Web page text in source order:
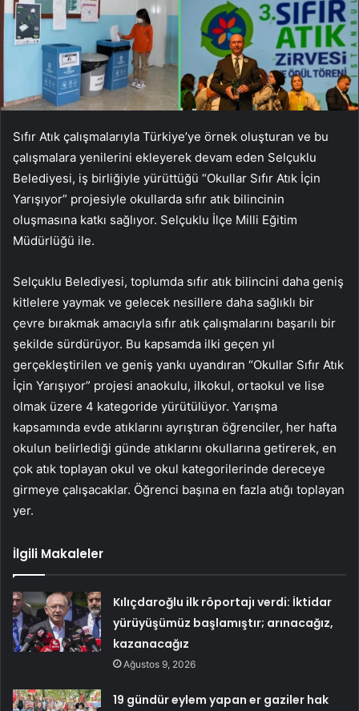
Sıfır Atık çalışmalarıyla Türkiye’ye örnek oluşturan ve bu
çalışmalara yenilerini ekleyerek devam eden Selçuklu
Belediyesi, iş birliğiyle yürüttüğü “Okullar Sıfır Atık İçin
Yarışıyor” projesiyle okullarda sıfır atık bilincinin
oluşmasına katkı sağlıyor. Selçuklu İlçe Milli Eğitim
Müdürlüğü ile.
Selçuklu Belediyesi, toplumda sıfır atık bilincini daha geniş
kitlelere yaymak ve gelecek nesillere daha sağlıklı bir
çevre bırakmak amacıyla sıfır atık çalışmalarını başarılı bir
şekilde sürdürüyor. Bu kapsamda ilki geçen yıl
gerçekleştirilen ve geniş yankı uyandıran “Okullar Sıfır Atık
İçin Yarışıyor” projesi anaokulu, ilkokul, ortaokul ve lise
olmak üzere 4 kategoride yürütülüyor. Yarışma
kapsamında evde atıklarını ayrıştıran öğrenciler, her hafta
okulun belirlediği günde atıklarını okullarına getirerek, en
çok atık toplayan okul ve okul kategorilerinde dereceye
girmeye çalışacaklar. Öğrenci başına en fazla atığı toplayan
yer.
İlgili Makaleler
Kılıçdaroğlu ilk röportajı verdi: İktidar
yürüyüşümüz başlamıştır; arınacağız,
kazanacağız
Ağustos 9, 2026
19 gündür eylem yapan er gaziler hak